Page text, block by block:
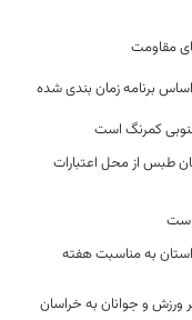
مقاومت
برنامه زمان بندی شده
کمرنگ است
طبس از محل اعتبارات
است
به مناسبت هفته
در سفر وزیر ورزش و جوانان به خراسان